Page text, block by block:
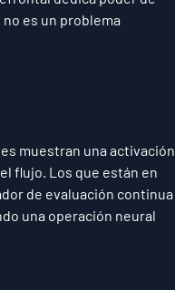
es un problema
muestran una activación
flujo. Los que están en
de evaluación continua
una operación neural